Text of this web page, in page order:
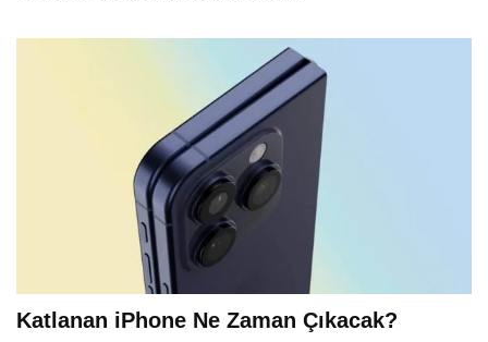
Katlanan iPhone Ne Zaman Çıkacak?